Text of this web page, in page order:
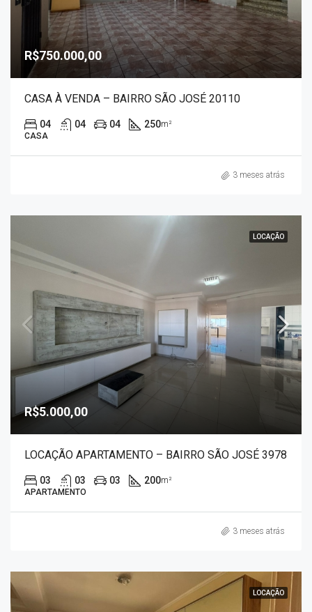
R$750.000,00
CASA À VENDA – BAIRRO SÃO JOSÉ 20110
04 04 04 250m²
CASA
3 meses atrás
LOCAÇÃO
R$5.000,00
LOCAÇÃO APARTAMENTO – BAIRRO SÃO JOSÉ 3978
03 03 03 200m²
APARTAMENTO
3 meses atrás
LOCAÇÃO